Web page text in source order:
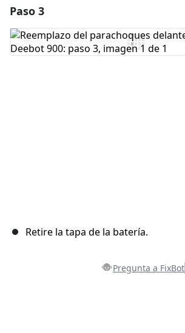
Agregar Comentario
Paso 3
Retire la tapa de la batería.
Pregunta a FixBot